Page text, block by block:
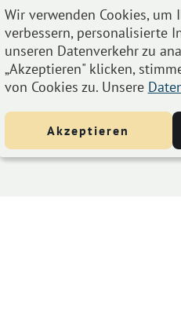
Wir verwenden Cookies, um
verbessern, personalisierte
unseren Datenverkehr zu
„Akzeptieren" klicken,
von Cookies zu. Unsere
Akzeptieren
21
Nov 21,
Porgy &
Wien,